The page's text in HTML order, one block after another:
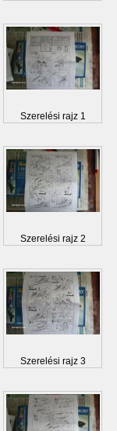
Szerelési rajz 1
Szerelési rajz 2
Szerelési rajz 3